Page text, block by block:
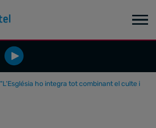
"L'Església ho integra tot combinant el culte i